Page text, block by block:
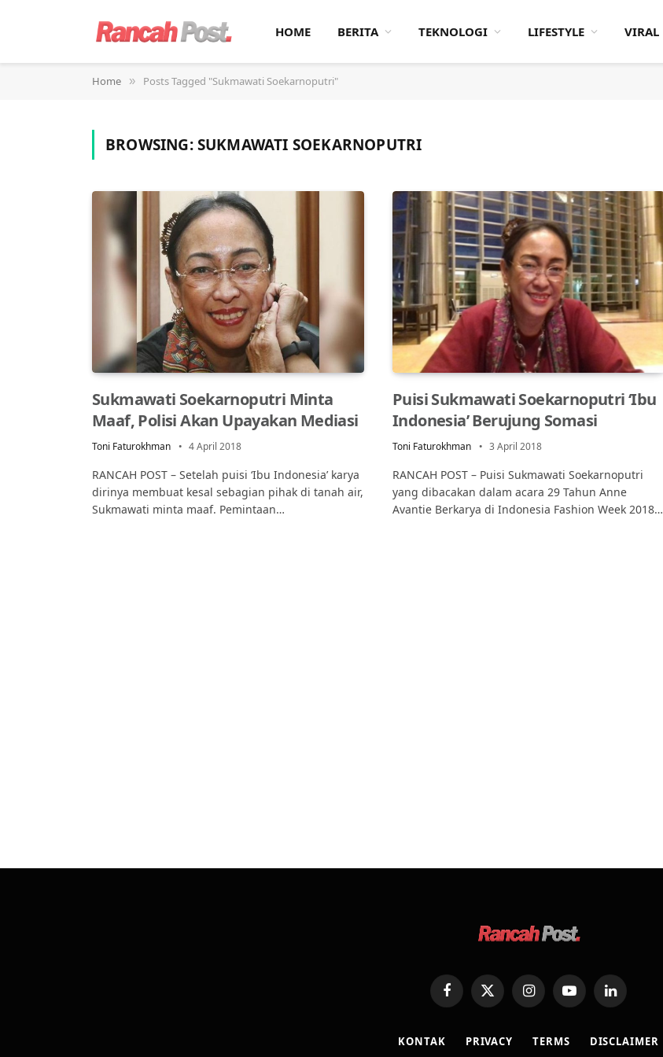
HOME BERITA TEKNOLOGI LIFESTYLE VIRAL
Home » Posts Tagged "Sukmawati Soekarnoputri"
BROWSING:SUKMAWATI SOEKARNOPUTRI
Sukmawati Soekarnoputri Minta
Maaf, Polisi Akan Upayakan Mediasi
Toni Faturokhman 4 April 2018
RANCAH POST – Setelah puisi ‘Ibu Indonesia’ karya
dirinya membuat kesal sebagian pihak di tanah air,
Sukmawati minta maaf. Pemintaan…
Puisi Sukmawati Soekarnoputri ‘Ibu
Indonesia’ Berujung Somasi
Toni Faturokhman 3 April 2018
RANCAH POST – Puisi Sukmawati Soekarnoputri
yang dibacakan dalam acara 29 Tahun Anne
Avantie Berkarya di Indonesia Fashion Week 2018…
FacebookX
(Twitter)
InstagramYouTubeLinkedIn
KONTAK PRIVACY TERMS DISCLAIMER